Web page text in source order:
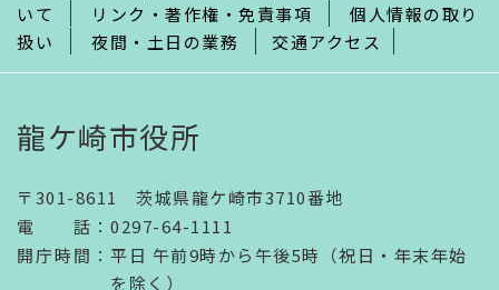
いて
リンク・著作権・免責事項
個人情報の取り
扱い
夜間・土日の業務 交通アクセス
龍ケ崎市役所
〒301-8611 茨城県龍ケ崎市3710番地
電話 ： 0297-64-1111
開庁時間 ： 平日 午前9時から午後5時（祝日・年末年始
を除く）